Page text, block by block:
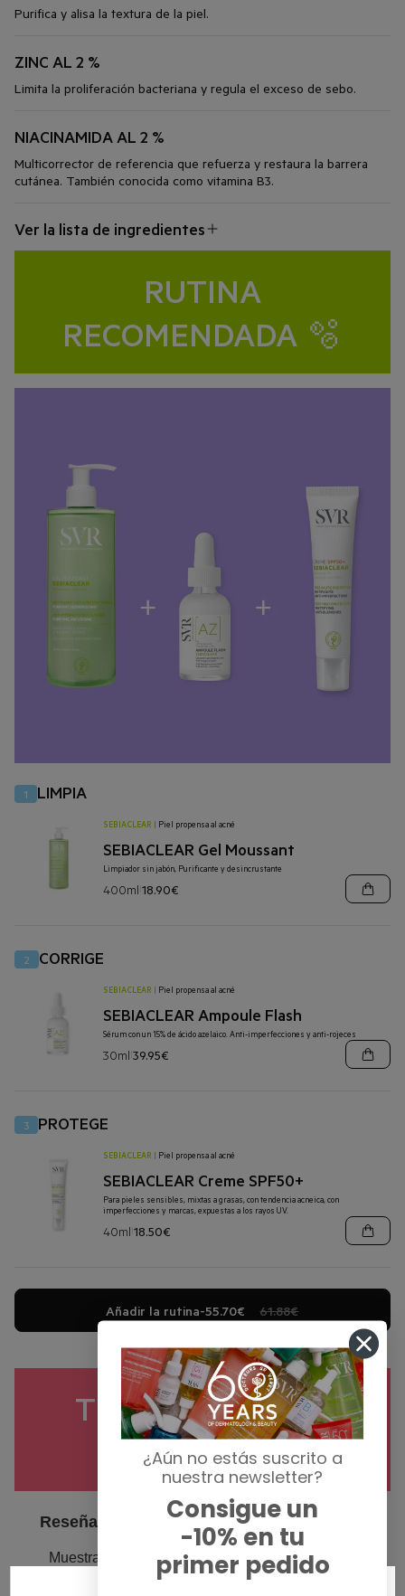
Purifica y alisa la textura de la piel.
ZINC AL 2 %
Limita la proliferación bacteriana y regula el exceso de sebo.
NIACINAMIDA AL 2 %
Multicorrector de referencia que refuerza y restaura la barrera
cutánea. También conocida como vitamina B3.
Ver la lista de ingredientes
RUTINA
RECOMENDADA 🫧
1 LIMPIA
SEBIACLEAR Piel propensa al acné
SEBIACLEAR Gel Moussant
Limpiador sin jabón, Purificante y desincrustante
400ml 18.90€
2 CORRIGE
SEBIACLEAR Piel propensa al acné
SEBIACLEAR Ampoule Flash
Sérum con un 15% de ácido azelaico. Anti-imperfecciones y anti-rojeces
30ml 39.95€
3 PROTEGE
SEBIACLEAR Piel propensa al acné
SEBIACLEAR Creme SPF50+
Para pieles sensibles, mixtas a grasas, con tendencia acneica, con
imperfecciones y marcas, expuestas a los rayos UV.
40ml 18.50€
Añadir la rutina-55.70€ 61.88€
TU OPINIÓN NOS
IMPORTA 👇
¿Aún no estás suscrito a
nuestra newsletter?
Consigue un
-10% en tu
primer pedido